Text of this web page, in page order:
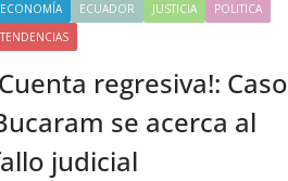
ECONOMÍA ECUADOR JUSTICIA
POLITICA
TENDENCIAS
regresiva!: Caso
se acerca al
judicial